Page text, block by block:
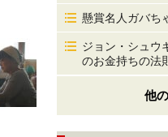
懸賞名人ガバち
ジョン・シュウ
のお金持ちの法
他